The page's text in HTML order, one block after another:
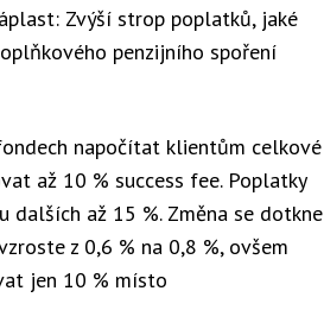
Zvýší strop poplatků, jaké
penzijního spoření
napočítat klientům celkové
až 10 % success fee. Poplatky
dalších až 15 %. Změna se dotkne
z 0,6 % na 0,8 %, ovšem
jen 10 % místo